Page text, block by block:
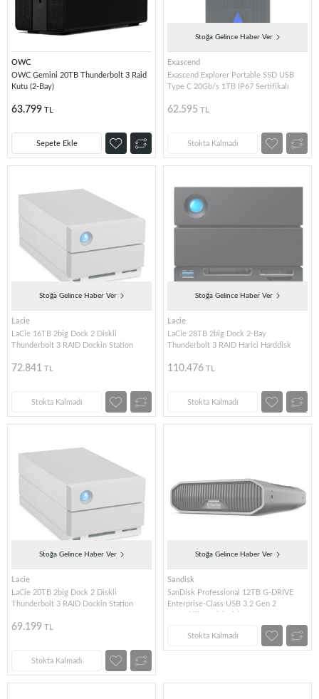
OWC
OWC Gemini 20TB Thunderbolt 3 Raid
Kutu (2-Bay)
63.799 TL
Sepete Ekle
Stoğa Gelince Haber Ver
Exascend
Exascend Explorer Portable SSD USB
Type C 20Gb/s 1TB IP67 Sertifikalı
62.595 TL
Stokta Kalmadı
Stoğa Gelince Haber Ver
Lacie
LaCie 16TB 2big Dock 2 Diskli
Thunderbolt 3 RAID Dockin Station
72.841 TL
Stokta Kalmadı
Stoğa Gelince Haber Ver
Lacie
LaCie 28TB 2big Dock 2-Bay
Thunderbolt 3 RAID Harici Harddisk
110.476 TL
Stokta Kalmadı
Stoğa Gelince Haber Ver
Lacie
LaCie 20TB 2big Dock 2 Diskli
Thunderbolt 3 RAID Dockin Station
69.199 TL
Stokta Kalmadı
Stoğa Gelince Haber Ver
Sandisk
SanDisk Professional 12TB G-DRIVE
Enterprise-Class USB 3.2 Gen 2
Stokta Kalmadı